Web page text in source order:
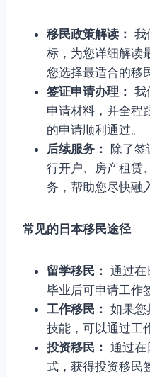
移民政策解读： 我
标，为您详细解读
您选择最适合的移
签证申请办理： 我
申请材料，并全程
的申请顺利通过。
后续服务： 除了签
行开户、房产租赁
务，帮助您尽快融
常见的日本移民途径
留学移民： 通过在
毕业后可申请工作
工作移民： 如果您
技能，可以通过工
投资移民： 通过在
式，获得投资移民